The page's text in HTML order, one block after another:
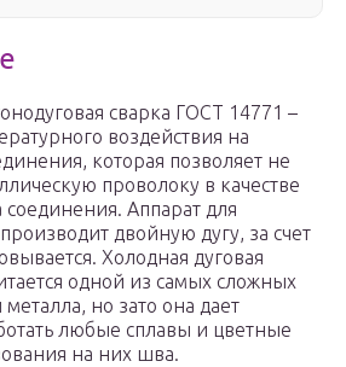
сварка ГОСТ 14771 –
воздействия на
которая позволяет не
проволоку в качестве
соединения. Аппарат для
двойную дугу, за счет
Холодная дуговая
одной из самых сложных
но зато она дает
любые сплавы и цветные
на них шва.